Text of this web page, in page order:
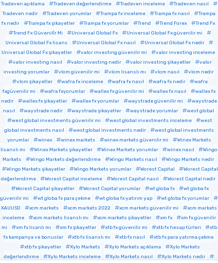
Tradeven açıklama
Tradeven değerlendirme Tradeven inceleme
Tradeven nasıl
Tradeven nedir
Tradeven yorumlar Trampa fx inceleme Trampa fx nasıl
Trampa
fx nedir
Trampa fx şikayetler Trampa fx yorumlar Trend Trend Forex
Trend Fx
Trend Fx Güvenilİr Mi
Universal Global Fx
Universal Global Fx güvenilir mi
Universal Global Fx lisans
Universal Global Fx nasıl
Universal Global Fx nedir
Universal Global Fx şikayetler
valor investing güvenilir mi
valor investing inceleme
valor investing nasıl
valor investing nedir valor investing şikayetler
valor
investing yorumlar
vlom güvenilir mi vlom lisanslı mı vlom nasıl
vlom nedir
vlom şikayetler
wafra fx inceleme wafra fx nasıl wafra fx nedir
wafra
fxgüvenilir mi
wafra fxyorumlar wallex fx güvenilir mi wallex fx nasıl
wallex fx
nedir
wallex fx şikayetler wallex fx yorumlar waystrade güvenilir mi
waystrade
nasıl
waystrade nedir waystrade şikayetler waystrade yorumlar
west global
west global investments güvenilir mi
west global investments inceleme
west
global investments nasıl
west global investments nedir
west global investments
yorumlar
winex winex markets winex markets güvenilir mi
Winex Markets
lisanslı mı
Winex Markets şikayetler Winex Markets yorumlar winex nasıl
Wingo
Markets
Wingo Markets değerlendirme Wingo Markets nasıl
Wingo Markets nedir
Wingo Markets şikayetler
Wingo Markets yorumlar Worest Capital
Worest Capital
değerlendirme
Worest Capital inceleme Worest Capital nasıl
Worest Capital nedir
Worest Capital şikayetler
Worest Capital yorumlar wt globa fx
wt globa fx
güvenilir mi
wt globa fx para çekme wt globa fx yatırım yap
wt globa fx yorumlar
XAUUSD
xcm markets xcm markets 2022 xcm markets güvenilir mi
xcm markets
inceleme
xcm markets lisanslı mı xcm markets şikayetler xm fx
xm fx güvenilir
mi
xm fx lisanlı mı xm fx şikayetler xtb fx güvenilir mi xtb fx hesap türleri
xtb
fx kampanya ve bonuslar
xtb fx lisanslı mı xtb fx nasıl
xtb fx para yatırma çekme
xtb fx şikayetler
Xylo Markets Xylo Markets açıklama
Xylo Markets
değerlendirme
Xylo Markets inceleme Xylo Markets nasıl Xylo Markets nedir